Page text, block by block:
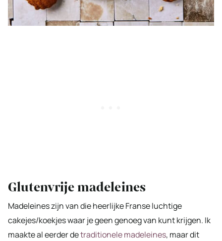
Glutenvrije madeleines
Madeleines zijn van die heerlijke Franse luchtige
cakejes/koekjes waar je geen genoeg van kunt krijgen. Ik
maakte al eerder detraditionele madeleines, maar dit